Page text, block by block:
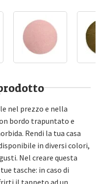
nel prezzo e nella
bordo trapuntato e
Rendi la tua casa
in diversi colori,
Nel creare questa
tasche: in caso di
il tappeto ad un